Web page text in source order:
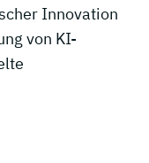
Innovation
von KI-